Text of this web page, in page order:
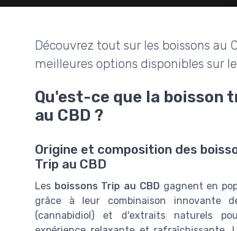
Découvrez tout sur les boissons au
meilleures options disponibles sur
Qu'est-ce que la boisson
au CBD ?
Origine et composition des
Trip au CBD
Les boissons Trip au CBD gagnent en
grâce à leur combinaison innovante
(cannabidiol) et d'extraits naturels